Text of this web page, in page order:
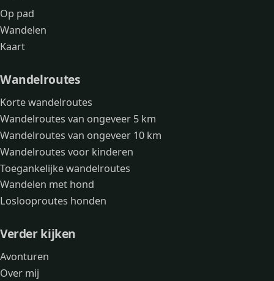
Op pad
Wandelen
Kaart
Wandelroutes
Korte wandelroutes
Wandelroutes van ongeveer 5 km
Wandelroutes van ongeveer 10 km
Wandelroutes voor kinderen
Toegankelijke wandelroutes
Wandelen met hond
Loslooproutes honden
Verder kijken
Avonturen
Over mij